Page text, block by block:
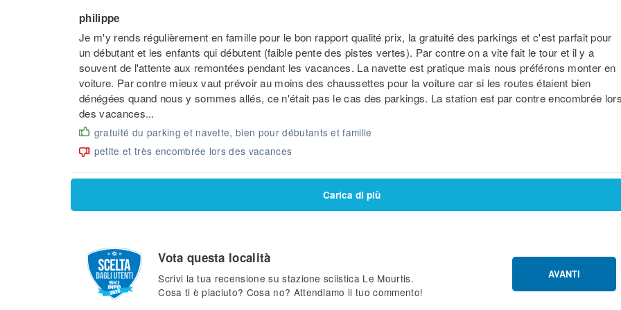
philippe
Je m'y rends régulièrement en famille pour le bon rapport qualité prix, la gratuité des parkings et c'est parfait pour
un débutant et les enfants qui débutent (faible pente des pistes vertes). Par contre on a vite fait le tour et il y a
souvent de l'attente aux remontées pendant les vacances. La navette est pratique mais nous préférons monter en
voiture. Par contre mieux vaut prévoir au moins des chaussettes pour la voiture car si les routes étaient bien
dénégées quand nous y sommes allés, ce n'était pas le cas des parkings. La station est par contre encombrée
des vacances...
gratuité du parking et navette, bien pour débutants et famille
petite et très encombrée lors des vacances
Carica di più
Vota questa località
Scrivi la tua recensione su stazione sciistica Le Mourtis.
Cosa ti è piaciuto? Cosa no? Attendiamo il tuo commento!
AVANTI